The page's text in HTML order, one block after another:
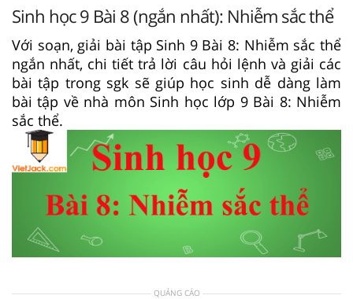
Sinh học 9 Bài 8 (ngắn nhất): Nhiễm sắc thể
Với soạn, giải bài tập Sinh 9 Bài 8: Nhiễm sắc thể
ngắn nhất, chi tiết trả lời câu hỏi lệnh và giải các
bài tập trong sgk sẽ giúp học sinh dễ dàng làm
bài tập về nhà môn Sinh học lớp 9 Bài 8: Nhiễm
sắc thể.
QUẢNG CÁO